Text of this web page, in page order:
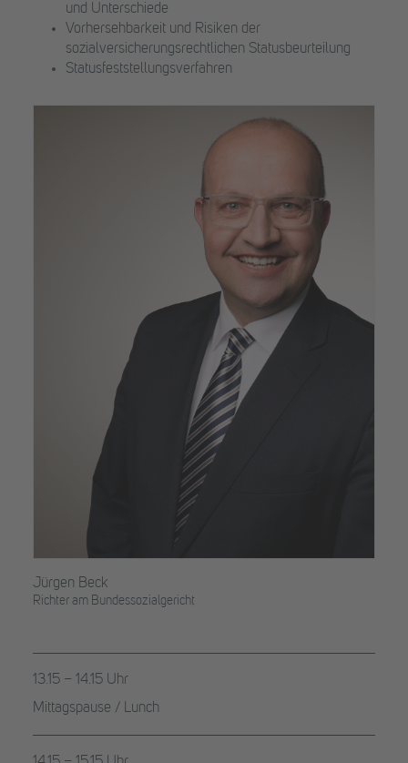
und Unterschiede
Vorhersehbarkeit und Risiken der
sozialversicherungsrechtlichen Statusbeurteilung
Statusfeststellungsverfahren
Jürgen Beck
Richter am Bundessozialgericht
13.15 – 14.15 Uhr
Mittagspause / Lunch